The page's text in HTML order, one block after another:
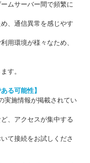
ムサーバー間で頻繁に
、通信異常を感じやす
用環境が様々なため、
す。
る可能性】
実施情報が掲載されてい
、アクセスが集中する
て接続をお試しくださ